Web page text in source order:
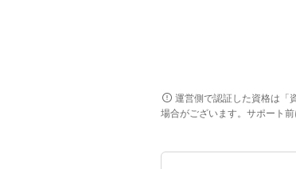
運営側で認証した資格は「
場合がございます。サポート